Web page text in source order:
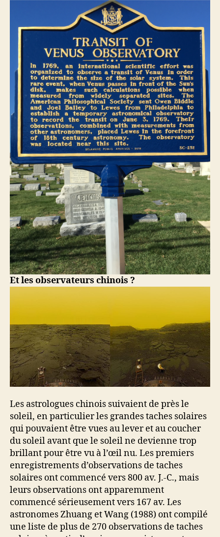
Et les observateurs chinois ?
Les astrologues chinois suivaient de près le
soleil, en particulier les grandes taches solaires
qui pouvaient être vues au lever et au coucher
du soleil avant que le soleil ne devienne trop
brillant pour être vu à l’œil nu. Les premiers
enregistrements d’observations de taches
solaires ont commencé vers 800 av. J.-C., mais
leurs observations ont apparemment
commencé sérieusement vers 167 av. Les
astronomes Zhuang et Wang (1988) ont compilé
une liste de plus de 270 observations de taches